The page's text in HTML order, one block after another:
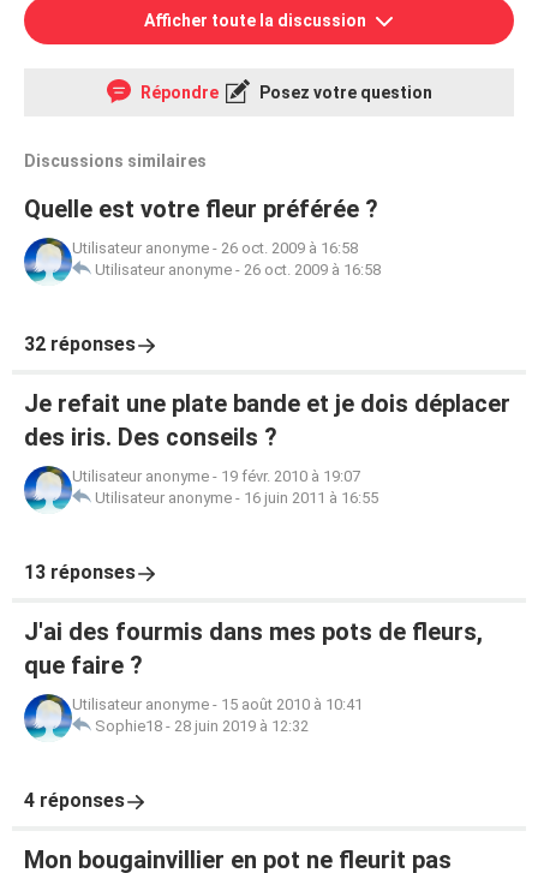
Afficher toute la discussion
Répondre Posez votre question
Discussions similaires
Quelle est votre fleur préférée ?
Utilisateur anonyme - 26 oct. 2009 à 16:58
Utilisateur anonyme - 26 oct. 2009 à 16:58
32 réponses
Je refait une plate bande et je dois déplacer
des iris. Des conseils ?
Utilisateur anonyme - 19 févr. 2010 à 19:07
Utilisateur anonyme - 16 juin 2011 à 16:55
13 réponses
J'ai des fourmis dans mes pots de fleurs,
que faire ?
Utilisateur anonyme - 15 août 2010 à 10:41
Sophie18 - 28 juin 2019 à 12:32
4 réponses
Mon bougainvillier en pot ne fleurit pas